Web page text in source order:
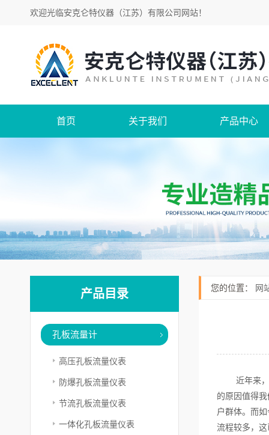
欢迎光临安克仑特仪器（江苏）有限公司网站！
首页 关于我们 产品中心
产品目录
孔板流量计
高压孔板流量仪表
防爆孔板流量仪表
节流孔板流量仪表
一体化孔板流量仪表
您的位置： 网
近年来，在
的原因值得
户群体。而
流程较多，